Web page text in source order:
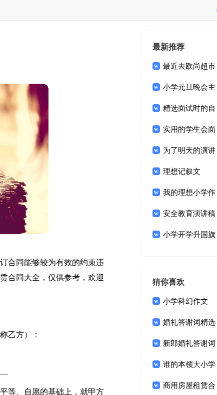
合同能够较为有效的约束违
合同大全，仅供参考，欢迎
乙方）：
等、自愿的基础上，就甲方
最新推荐
最近去欧尚超市
面试小学元旦晚会主
持词(15篇)
精选面试时的自
我介绍汇总七篇
实用的学生会面
试自我介绍模板合集
8篇
为了明天的演讲
稿 理想记叙文
我的理想小学作
文15篇安全教育演讲稿
15篇小学开学升国旗
猜你喜欢
小学科幻作文
婚礼答谢词精选
15篇新郎婚礼答谢词
锦集十篇
谁的本领大小学
作文商用房屋租赁合